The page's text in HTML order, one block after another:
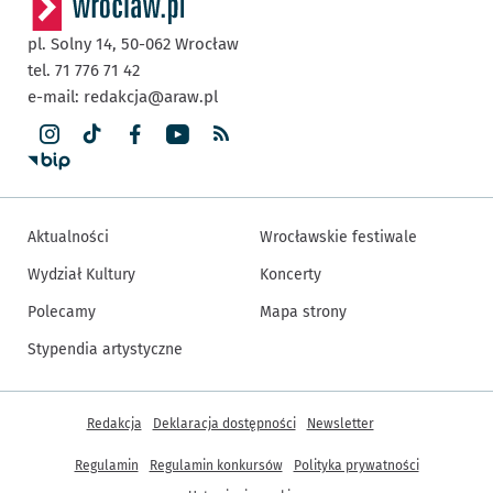
pl. Solny 14, 50-062 Wrocław
tel. 71 776 71 42
e-mail: redakcja@araw.pl
Aktualności
Wydział Kultury
Polecamy
Stypendia artystyczne
Wrocławskie festiwale
Koncerty
Mapa strony
Inne informacje
Redakcja Deklaracja dostępności Newsletter
Regulamin Regulamin konkursów
Polityka prywatności